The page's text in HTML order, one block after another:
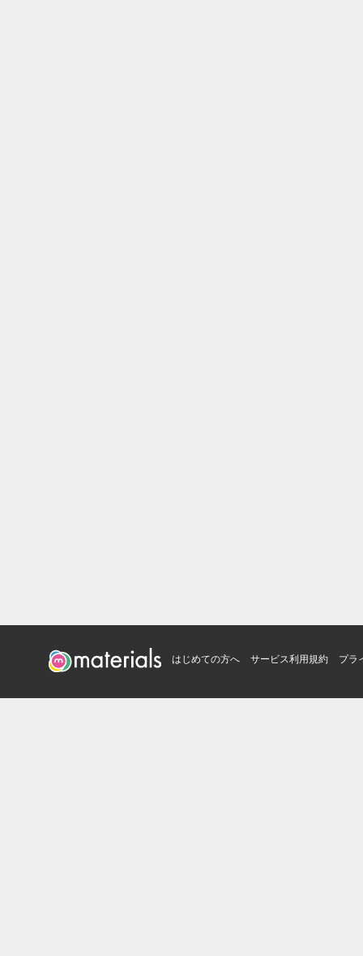
はじめての方へ サービス利用規約 プラ